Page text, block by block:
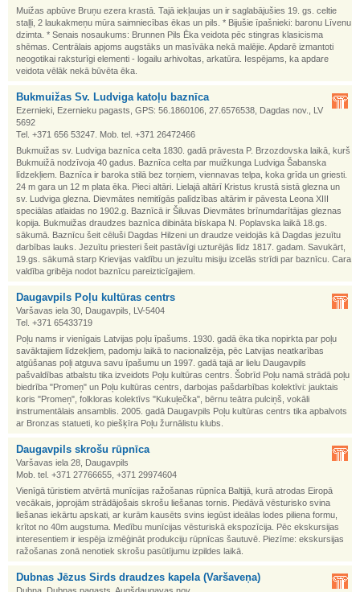
Muižas apbūve Bruņu ezera krastā. Tajā iekļaujas un ir saglabājušies 19. gs. celtie
staļļi, 2 laukakmeņu mūra saimniecības ēkas un pils. * Bijušie īpašnieki: baronu Līvenu
dzimta. * Senais nosaukums: Brunnen Pils Ēka veidota pēc stingras klasicisma
shēmas. Centrālais apjoms augstāks un masīvāka nekā malējie. Apdarē izmantoti
neogotikai raksturīgi elementi - logailu arhivoltas, arkatūra. Iespējams, ka apdare
veidota vēlāk nekā būvēta ēka.
Bukmuižas Sv. Ludviga katoļu baznīca
Ezernieki, Ezernieku pagasts, GPS: 56.1860106, 27.6576538, Dagdas nov., LV
5692
Tel. +371 656 53247. Mob. tel. +371 26472466
Bukmuižas sv. Ludviga baznīca celta 1830. gadā prāvesta P. Brzozdovska laikā, kurš
Bukmuižā nodzīvoja 40 gadus. Baznīca celta par muižkunga Ludviga Šabanska
līdzekļiem. Baznīca ir baroka stilā bez torņiem, viennavas telpa, koka grīda un griesti.
24 m gara un 12 m plata ēka. Pieci altāri. Lielajā altārī Kristus krustā sistā glezna un
sv. Ludviga glezna. Dievmātes nemitīgās palīdzības altārim ir pāvesta Leona XIII
speciālas atlaidas no 1902.g. Baznīcā ir Šiluvas Dievmātes brīnumdarītājas gleznas
kopija. Bukmuižas draudzes baznīca dibināta bīskapa N. Poplavska laikā 18.gs.
sākumā. Baznīcu šeit cēluši Dagdas Hilzeni un draudze veidojās kā Dagdas jezuītu
darbības lauks. Jezuītu priesteri šeit pastāvīgi uzturējās līdz 1817. gadam. Savukārt,
19.gs. sākumā starp Krievijas valdību un jezuītu misiju izcelās strīdi par baznīcu. Cara
valdība gribēja nodot baznīcu pareizticīgajiem.
Daugavpils Poļu kultūras centrs
Varšavas iela 30, Daugavpils, LV-5404
Tel. +371 65433719
Poļu nams ir vienīgais Latvijas poļu īpašums. 1930. gadā ēka tika nopirkta par poļu
savāktajiem līdzekļiem, padomju laikā to nacionalizēja, pēc Latvijas neatkarības
atgūšanas poļi atguva savu īpašumu un 1997. gadā tajā ar lielu Daugavpils
pašvaldības atbalstu tika izveidots Poļu kultūras centrs. Šobrīd Poļu namā strādā poļu
biedrība "Promeņ" un Poļu kultūras centrs, darbojas pašdarbības kolektīvi: jauktais
koris "Promeņ", folkloras kolektīvs "Kukuļečka", bērnu teātra pulciņš, vokāli
instrumentālais ansamblis. 2005. gadā Daugavpils Poļu kultūras centrs tika apbalvots
ar Bronzas statueti, ko piešķīra Poļu žurnālistu klubs.
Daugavpils skrošu rūpnīca
Varšavas iela 28, Daugavpils
Mob. tel. +371 27766655, +371 29974604
Vienīgā tūristiem atvērtā munīcijas ražošanas rūpnīca Baltijā, kurā atrodas Eiropā
vecākais, joprojām strādājošais skrošu liešanas tornis. Piedāvā vēsturisko svina
liešanas iekārtu apskati, ar kurām kausēts svins iegūst ideālas lodes piliena formu,
krītot no 40m augstuma. Medību munīcijas vēsturiskā ekspozīcija. Pēc ekskursijas
interesentiem ir iespēja izmēģināt produkciju rūpnīcas šautuvē. Piezīme: ekskursijas
ražošanas zonā nenotiek skrošu pasūtījumu izpildes laikā.
Dubnas Jēzus Sirds draudzes kapela (Varšaveņa)